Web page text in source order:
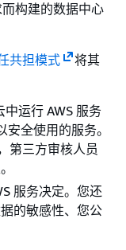
构建的数据中心
共担模式
将其
运行 AWS 服务
全使用的服务。
第三方审核人员
服务决定。您还
的敏感性、您公